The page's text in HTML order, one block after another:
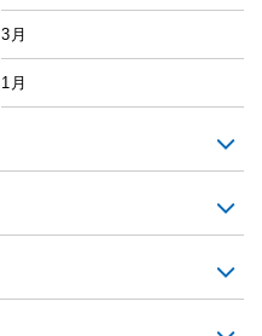
3月
1月